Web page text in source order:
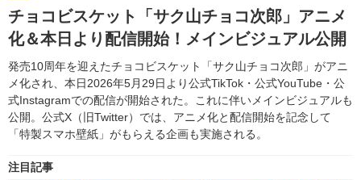
ゲーム グッズ
イベント 海外
海外イベント ビジネス
俳優・タレント アーティスト
ビジネス
アニメ 実写
書評
ゲーム 座談会
動画
アニメ！アニメ！TV ABEMA Cafe
チョコビスケット「サク山チョコ次郎」アニメ
化＆本日より配信開始！メインビジュアル公開
発売10周年を迎えたチョコビスケット「サク山チョコ次郎」がアニ
メ化され、本日2026年5月29日より公式TikTok・公式YouTube・公
式Instagramでの配信が開始された。これに伴いメインビジュアルも
公開。公式X（旧Twitter）では、アニメ化と配信開始を記念して
「特製スマホ壁紙」がもらえる企画も実施される。
注目記事